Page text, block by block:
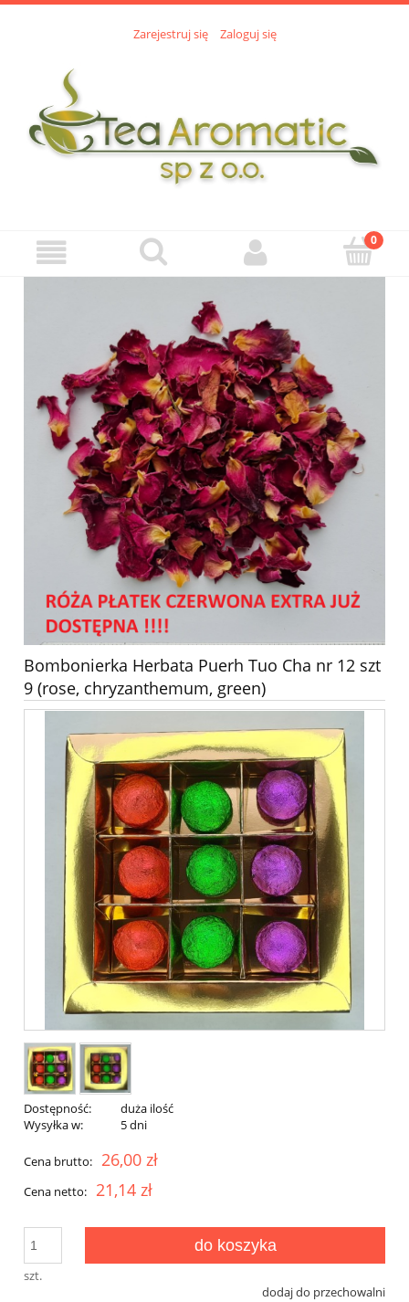
Zarejestruj się Zaloguj się
Bombonierka Herbata Puerh Tuo Cha nr 12 szt
9 (rose, chryzanthemum, green)
Dostępność:
duża ilość
Wysyłka w:
5 dni
Cena brutto: 26,00 zł
Cena netto: 21,14 zł
szt.
do koszyka
dodaj do przechowalni